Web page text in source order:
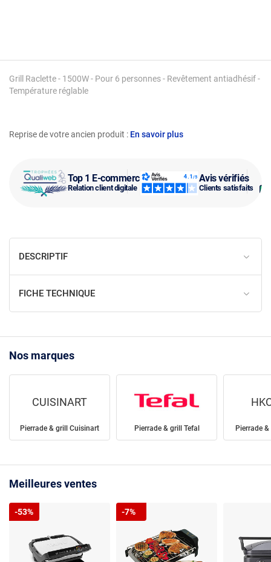
Top 1 E-commerce
Relation client digitale
Avis vérifiés
Clients satisfaits
Reprise de votre ancien produit : En savoir plus
Grill Raclette - 1500W - Pour 6 personnes - Revêtement antiadhésif -
Température réglable
DESCRIPTIF
FICHE TECHNIQUE
Nos marques
CUISINART
Pierrade & grill Cuisinart Pierrade & grill Tefal Pierrade
Meilleures ventes
-53% -7%